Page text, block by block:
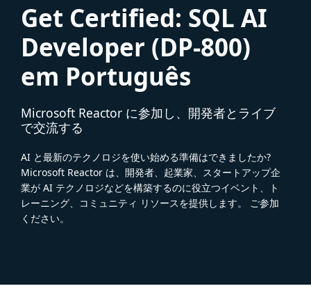
Get Certified: SQL AI
Developer (DP-800)
em Português
Microsoft Reactor に参加し、開発者とライブ
で交流する
AI と最新のテクノロジを使い始める準備はできましたか?
Microsoft Reactor は、開発者、起業家、スタートアップ企
業が AI テクノロジなどを構築するのに役立つイベント、ト
レーニング、コミュニティ リソースを提供します。 ご参加
ください。